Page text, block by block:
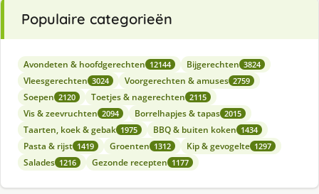
Populaire categorieën
Avondeten & hoofdgerechten 12144 Bijgerechten 3824
Vleesgerechten 3024 Voorgerechten & amuses 2759
Soepen 2120 Toetjes & nagerechten 2115
Vis & zeevruchten 2094 Borrelhapjes & tapas 2015
Taarten, koek & gebak 1975 BBQ & buiten koken 1434
Pasta & rijst 1419 Groenten 1312 Kip & gevogelte 1297
Salades 1216 Gezonde recepten 1177